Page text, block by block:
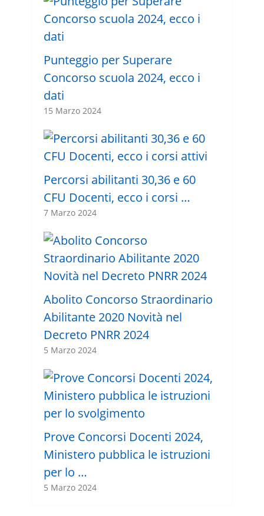
Punteggio per Superare
Concorso scuola 2024, ecco i
dati
15 Marzo 2024
Percorsi abilitanti 30,36 e 60
CFU Docenti, ecco i corsi …
7 Marzo 2024
Abolito Concorso Straordinario
Abilitante 2020 Novità nel
Decreto PNRR 2024
5 Marzo 2024
Prove Concorsi Docenti 2024,
Ministero pubblica le istruzioni
per lo …
5 Marzo 2024